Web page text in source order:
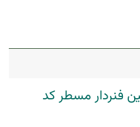
فنردار مسطر کد